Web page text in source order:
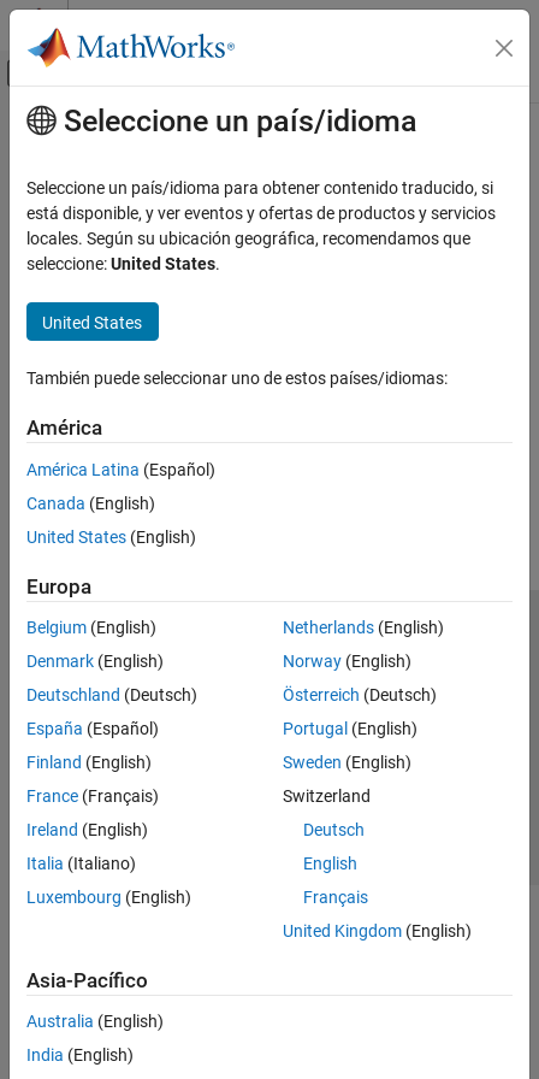
Saltar al contenido
Mostrar/ocultar menú de navegación
Inicio de Documentación
Contenido principal
How useful was this information?
Seleccione un país/idioma
Seleccione un país/idioma para obtener contenido traducido, si
está disponible, y ver eventos y ofertas de productos y servicios
locales. Según su ubicación geográfica, recomendamos que
seleccione:United States.
United States
También puede seleccionar uno de estos países/idiomas:
América
América Latina (Español)
Canada (English)
United States (English)
Europa
Belgium (English)
Denmark (English)
Deutschland (Deutsch)
España (Español)
Finland (English)
France (Français)
Ireland (English)
Italia (Italiano)
Luxembourg (English)
Netherlands(English)
Norway(English)
Österreich (Deutsch)
Portugal (English)
Sweden (English)
Switzerland
Deutsch
English
Français
United Kingdom(English)
Asia-Pacífico
Australia (English)
India (English)
Centro de confianza
Marcas comerciales
Política de privacidad
Antipiratería
Estado de las aplicaciones
Información de contacto
© 1994-2026 The MathWorks, Inc.